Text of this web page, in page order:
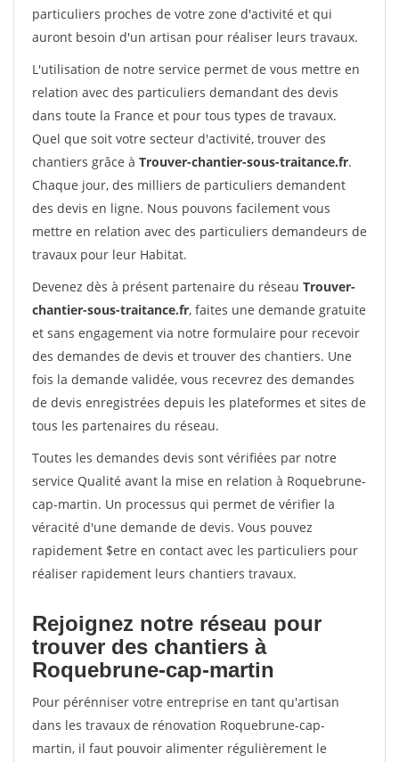
particuliers proches de votre zone d'activité et qui
auront besoin d'un artisan pour réaliser leurs travaux.
L'utilisation de notre service permet de vous mettre en
relation avec des particuliers demandant des devis
dans toute la France et pour tous types de travaux.
Quel que soit votre secteur d'activité, trouver des
chantiers grâce à Trouver-chantier-sous-traitance.fr.
Chaque jour, des milliers de particuliers demandent
des devis en ligne. Nous pouvons facilement vous
mettre en relation avec des particuliers demandeurs de
travaux pour leur Habitat.
Devenez dès à présent partenaire du réseau Trouver-
chantier-sous-traitance.fr, faites une demande gratuite
et sans engagement via notre formulaire pour recevoir
des demandes de devis et trouver des chantiers. Une
fois la demande validée, vous recevrez des demandes
de devis enregistrées depuis les plateformes et sites de
tous les partenaires du réseau.
Toutes les demandes devis sont vérifiées par notre
service Qualité avant la mise en relation à Roquebrune-
cap-martin. Un processus qui permet de vérifier la
véracité d'une demande de devis. Vous pouvez
rapidement $etre en contact avec les particuliers pour
réaliser rapidement leurs chantiers travaux.
Rejoignez notre réseau pour
trouver des chantiers à
Roquebrune-cap-martin
Pour pérénniser votre entreprise en tant qu'artisan
dans les travaux de rénovation Roquebrune-cap-
martin, il faut pouvoir alimenter régulièrement le